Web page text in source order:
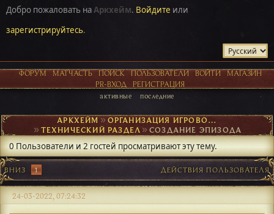
Добро пожаловать наАркхейм. Войдите или
зарегистрируйтесь.
ФОРУМ МАТЧАСТЬ ПОИСК ПОЛЬЗОВАТЕЛИ ВОЙТИ
МАГАЗИН
PR-ВХОД
РЕГИСТРАЦИЯ
активные последние
АРКХЕЙМ► ОРГАНИЗАЦИЯ ИГРОВОГО ПРОЦЕССА
►ТЕХНИЧЕСКИЙ РАЗДЕЛ ►СОЗДАНИЕ ЭПИЗОДА
0 Пользователи и 2 гостей просматривают эту тему.
ВНИЗ 1 ДЕЙСТВИЯ ПОЛЬЗОВАТЕЛЯ
24-03-2022, 07:24:32